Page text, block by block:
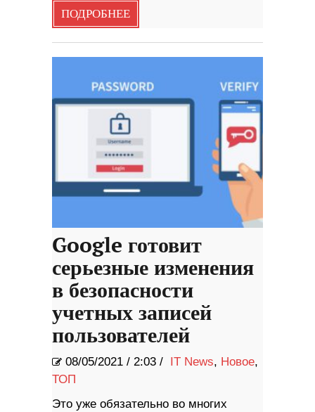
ПОДРОБНЕЕ
Google готовит
серьезные изменения
в безопасности
учетных записей
пользователей
08/05/2021 / 2:03 / IT News, Новое,
ТОП
Это уже обязательно во многих